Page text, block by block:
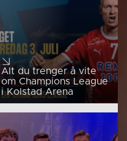
Alt du trenger å vite
om Champions League
i Kolstad Arena